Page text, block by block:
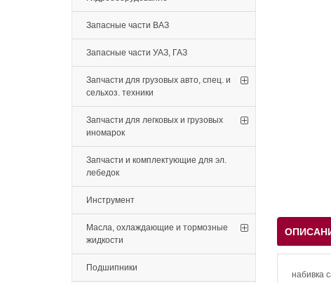
Запасные части ВАЗ
Запасные части УАЗ, ГАЗ
Запчасти для грузовых авто, спец. и
сельхоз. техники
Запчасти для легковых и грузовых
иномарок
Запчасти и комплектующие для эл.
лебедок
Инструмент
Масла, охлаждающие и тормозные
жидкости
Подшипники
набивка